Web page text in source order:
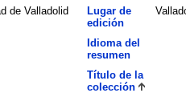
de Valladolid
Lugar de
edición
Idioma del
resumen
Título de la
colección